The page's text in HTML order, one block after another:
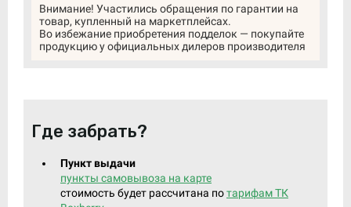
Внимание! Участились обращения по гарантии на
товар, купленный на маркетплейсах.
Во избежание приобретения подделок — покупайте
продукцию у официальных дилеров производителя
Где забрать?
Пункт выдачи
пункты самовывоза на карте
стоимость будет рассчитана потарифам ТК